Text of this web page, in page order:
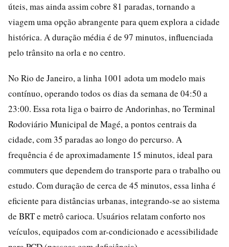
úteis, mas ainda assim cobre 81 paradas, tornando a
viagem uma opção abrangente para quem explora a cidade
histórica. A duração média é de 97 minutos, influenciada
pelo trânsito na orla e no centro.
No Rio de Janeiro, a linha 1001 adota um modelo mais
contínuo, operando todos os dias da semana de 04:50 a
23:00. Essa rota liga o bairro de Andorinhas, no Terminal
Rodoviário Municipal de Magé, a pontos centrais da
cidade, com 35 paradas ao longo do percurso. A
frequência é de aproximadamente 15 minutos, ideal para
commuters que dependem do transporte para o trabalho ou
estudo. Com duração de cerca de 45 minutos, essa linha é
eficiente para distâncias urbanas, integrando-se ao sistema
de BRT e metrô carioca. Usuários relatam conforto nos
veículos, equipados com ar-condicionado e acessibilidade